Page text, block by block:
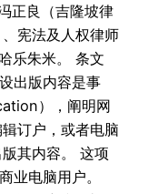
正良（吉隆坡律
宪法及人权律师
乐朱米。 条文
出版内容是事
），阐明网
订户，或者电脑
其内容。 这项
业电脑用户。